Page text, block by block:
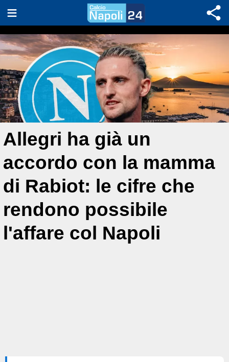
Allegri ha già un
accordo con la mamma
di Rabiot: le cifre che
rendono possibile
l'affare col Napoli